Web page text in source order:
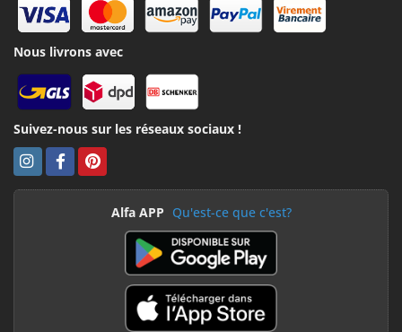
Nous livrons avec
Suivez-nous sur les réseaux sociaux !
Alfa APP Qu'est-ce que c'est?